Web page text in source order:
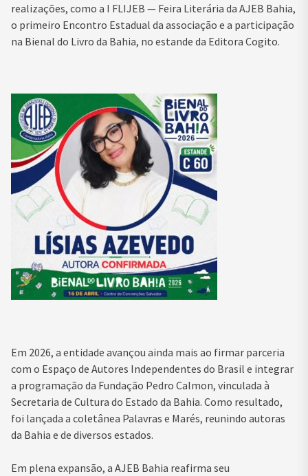
realizações, como a I FLIJEB — Feira Literária da AJEB Bahia,
o primeiro Encontro Estadual da associação e a participação
na Bienal do Livro da Bahia, no estande da Editora Cogito.
Em 2026, a entidade avançou ainda mais ao firmar parceria
com o Espaço de Autores Independentes do Brasil e integrar
a programação da Fundação Pedro Calmon, vinculada à
Secretaria de Cultura do Estado da Bahia. Como resultado,
foi lançada a coletânea Palavras e Marés, reunindo autoras
da Bahia e de diversos estados.
Em plena expansão, a AJEB Bahia reafirma seu